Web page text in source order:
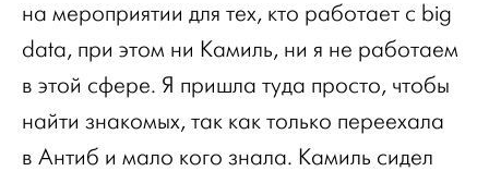
на мероприятии для тех, кто работает с big
data, при этом ни Камиль, ни я не работаем
в этой сфере. Я пришла туда просто, чтобы
найти знакомых, так как только переехала
в Антиб и мало кого знала. Камиль сидел